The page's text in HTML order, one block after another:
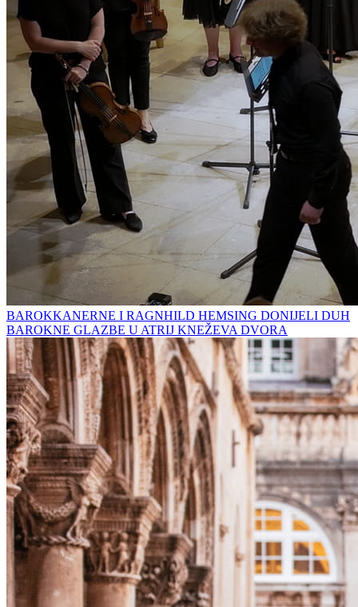
BAROKKANERNE I RAGNHILD HEMSING DONIJELI DUH
BAROKNE GLAZBE U ATRIJ KNEŽEVA DVORA